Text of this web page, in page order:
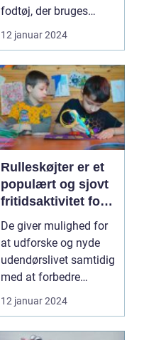
fodtøj, der bruges
indendørs. De er også
e...
12 januar 2024
Rulleskøjter er et
populært og sjovt
fritidsaktivitet for
børn i alle aldre
De giver mulighed for
at udforske og nyde
udendørslivet samtidig
med at forbedre
motoriske færdighed...
12 januar 2024